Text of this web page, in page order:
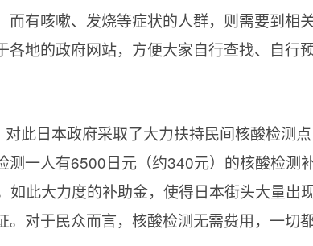
有咳嗽、发烧等症状的人群，则需要到相
地的政府网站，方便大家自行查找、自行
此日本政府采取了大力扶持民间核酸检测点
一人有6500日元（约340元）的核酸检测
此大力度的补助金，使得日本街头大量出
对于民众而言，核酸检测无需费用，一切